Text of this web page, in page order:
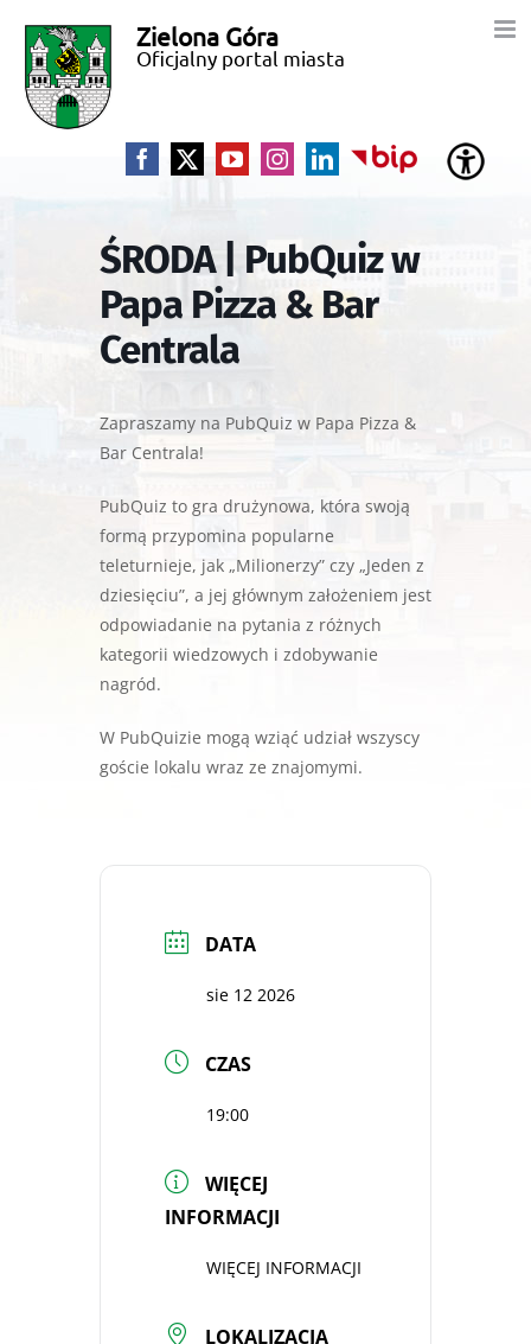
zawartości
Miasto
Zielona
Zielona Góra
Oficjalny portal miasta
Facebook
X YouTubeInstagramLinkedInBIP
ŚRODA | PubQuiz w
Papa Pizza & Bar
Centrala
Zapraszamy na PubQuiz w Papa Pizza &
Bar Centrala!
PubQuiz to gra drużynowa, która swoją
formą przypomina popularne
teleturnieje, jak „Milionerzy” czy „Jeden z
dziesięciu”, a jej głównym założeniem jest
odpowiadanie na pytania z różnych
kategorii wiedzowych i zdobywanie
nagród.
W PubQuizie mogą wziąć udział wszyscy
goście lokalu wraz ze znajomymi.
DATA
sie 12 2026
CZAS
19:00
WIĘCEJ
INFORMACJI
WIĘCEJ INFORMACJI
LOKALIZACJA